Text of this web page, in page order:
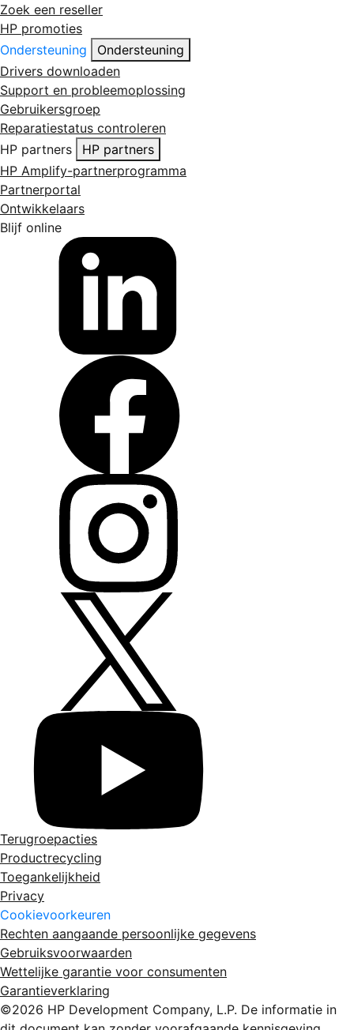
Zoek een reseller
HP promoties
Ondersteuning
Ondersteuning
Drivers downloaden
Support en probleemoplossing
Gebruikersgroep
Reparatiestatus controleren
HP partners
HP partners
HP Amplify-partnerprogramma
Partnerportal
Ontwikkelaars
Blijf online
Terugroepacties
Productrecycling
Toegankelijkheid
Privacy
Cookievoorkeuren
Rechten aangaande persoonlijke gegevens
Gebruiksvoorwaarden
Wettelijke garantie voor consumenten
Garantieverklaring
©2026 HP Development Company, L.P. De informatie in